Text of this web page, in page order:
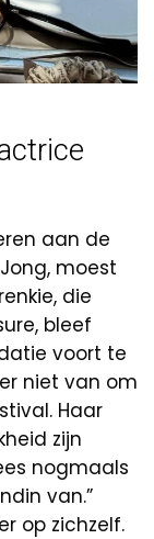
aan de
moest
die
bleef
voort te
niet van om
Haar
zijn
nogmaals
van.”
op zichzelf.